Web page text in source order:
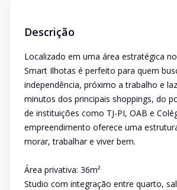
Descrição
Localizado em uma área estratégica
Smart Ilhotas é perfeito para quem
independência, próximo a trabalho e
minutos dos principais shoppings, do
de instituições como TJ-PI, OAB e
empreendimento oferece uma
morar, trabalhar e viver bem.
Área privativa: 36m²
Studio com integração entre quarto,